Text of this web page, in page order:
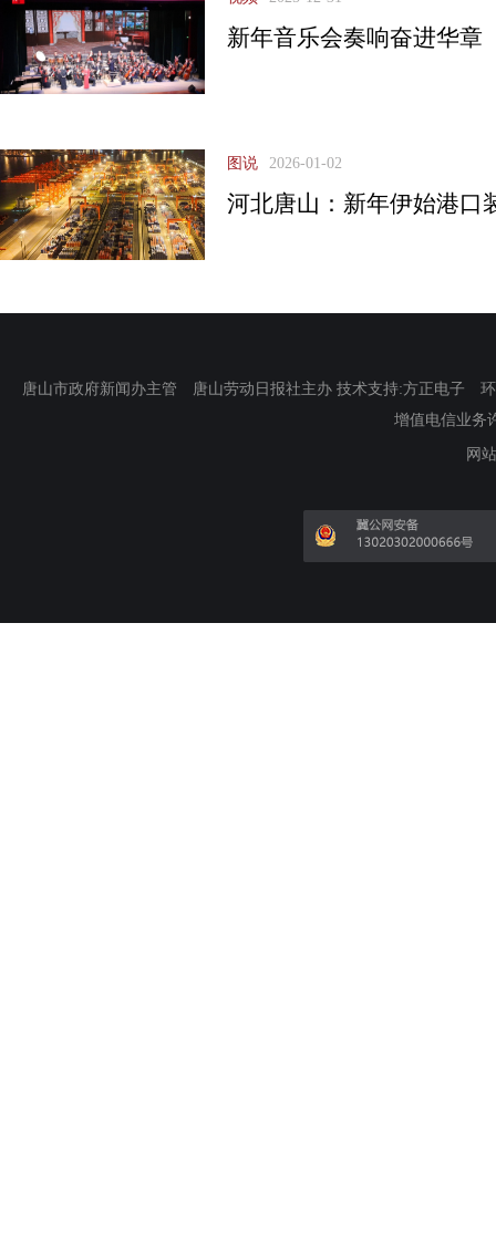
新年音乐会奏响奋进华章
图说 2026-01-02
河北唐山：新年伊始港口
唐山市政府新闻办主管 唐山劳动日报社主办 技术支持:方正电子
增值电信业务
网